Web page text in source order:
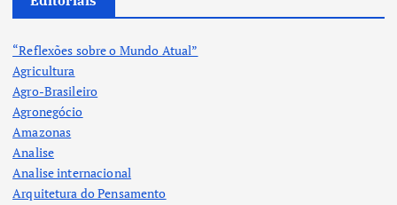
“Reflexões sobre o Mundo Atual”
Agricultura
Agro-Brasileiro
Agronegócio
Amazonas
Analise
Analise internacional
Arquitetura do Pensamento